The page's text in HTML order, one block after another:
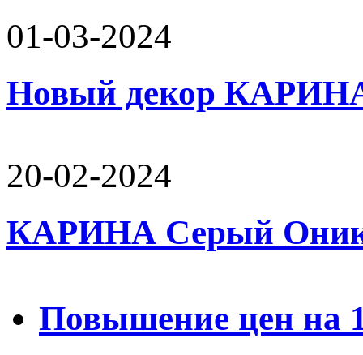
01-03-2024
Новый декор
20-02-2024
КАРИНА Серый Оникс
Повышение цен на